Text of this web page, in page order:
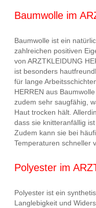
Baumwolle im
Baumwolle ist ein
zahlreichen positiven
von ARZTKLEIDUNG
ist besonders
für lange
HERREN aus
zudem sehr saugfähig,
Haut trocken hält.
dass sie knitteranfällig
Zudem kann sie bei
Temperaturen schneller
Polyester im
Polyester ist ein
Langlebigkeit und